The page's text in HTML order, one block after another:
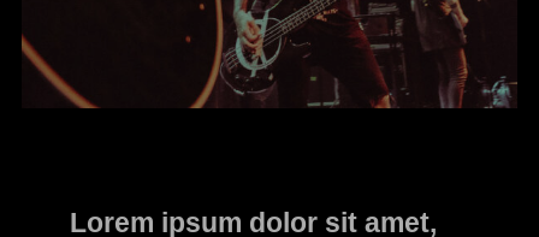
Lorem ipsum dolor sit amet,